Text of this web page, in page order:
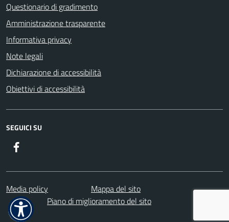
Questionario di gradimento
Amministrazione trasparente
Informativa privacy
Note legali
Dichiarazione di accessibilità
Obiettivi di accessibilità
SEGUICI SU
Media policy
Mappa del sito
Piano di miglioramento del sito